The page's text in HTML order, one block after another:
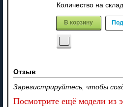
Количество на
В корзину
Отзыв
Зарегистрируйтесь, чтобы
Посмотрите ещё модели из